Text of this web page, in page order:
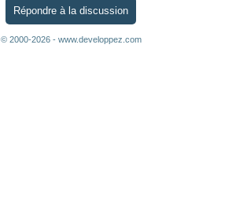
Répondre à la discussion
© 2000-2026 - www.developpez.com